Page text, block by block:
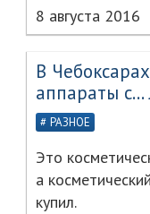
8 августа 2016
В
аппараты
РАЗНОЕ
Это
а
купил.